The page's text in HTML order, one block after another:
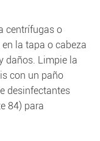
centrífugas o
la tapa o cabeza
daños. Limpie la
con un paño
desinfectantes
84) para